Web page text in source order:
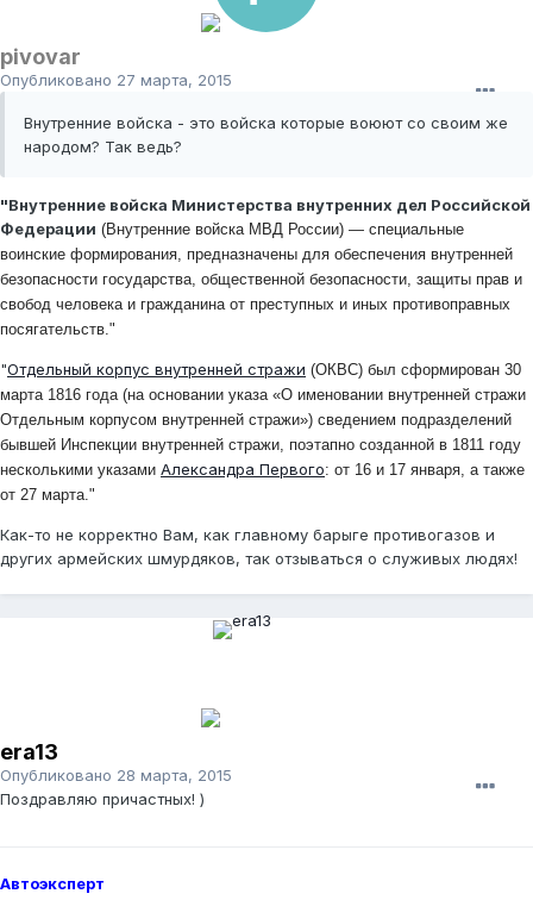
pivovar
Опубликовано 27 марта, 2015
Внутренние войска - это войска которые воюют со своим же
народом? Так ведь?
"Внутренние войска Министерства внутренних дел Российской
Федерации (Внутренние войска МВД России) — специальные
воинские формирования, предназначены для обеспечения внутренней
безопасности государства, общественной безопасности, защиты прав и
свобод человека и гражданина от преступных и иных противоправных
посягательств."
"Отдельный корпус внутренней стражи (ОКВС) был сформирован 30
марта 1816 года (на основании указа «О именовании внутренней стражи
Отдельным корпусом внутренней стражи») сведением подразделений
бывшей Инспекции внутренней стражи, поэтапно созданной в 1811 году
несколькими указами Александра Первого: от 16 и 17 января, а также
от 27 марта."
Как-то не корректно Вам, как главному барыге противогазов и
других армейских шмурдяков, так отзываться о служивых людях!
era13
Опубликовано 28 марта, 2015
Поздравляю причастных! )
Автоэксперт